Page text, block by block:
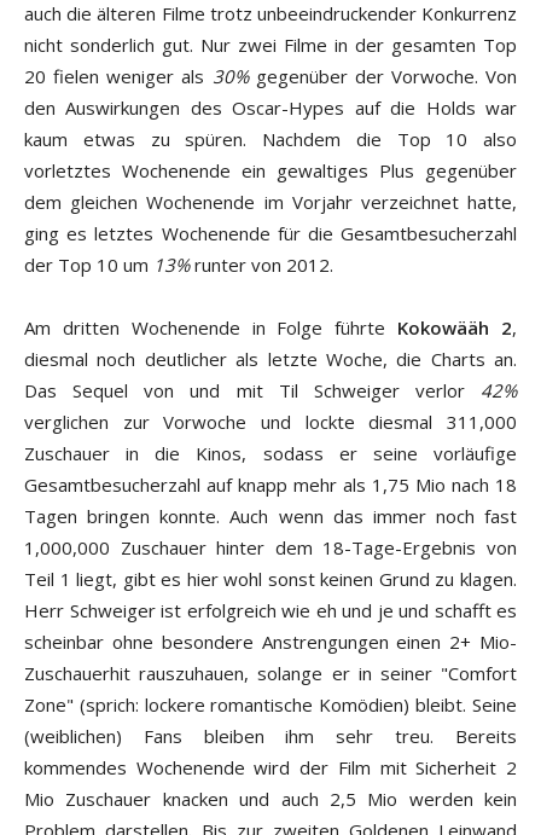
auch die älteren Filme trotz unbeeindruckender Konkurrenz
nicht sonderlich gut. Nur zwei Filme in der gesamten Top
20 fielen weniger als 30%gegenüber der Vorwoche. Von
den Auswirkungen des Oscar-Hypes auf die Holds war
kaum etwas zu spüren. Nachdem die Top 10 also
vorletztes Wochenende ein gewaltiges Plus gegenüber
dem gleichen Wochenende im Vorjahr verzeichnet hatte,
ging es letztes Wochenende für die Gesamtbesucherzahl
der Top 10 um 13%runter von 2012.
Am dritten Wochenende in Folge führte Kokowääh 2,
diesmal noch deutlicher als letzte Woche, die Charts an.
Das Sequel von und mit Til Schweiger verlor 42%
verglichen zur Vorwoche und lockte diesmal 311,000
Zuschauer in die Kinos, sodass er seine vorläufige
Gesamtbesucherzahl auf knapp mehr als 1,75 Mio nach 18
Tagen bringen konnte. Auch wenn das immer noch fast
1,000,000 Zuschauer hinter dem 18-Tage-Ergebnis von
Teil 1 liegt, gibt es hier wohl sonst keinen Grund zu klagen.
Herr Schweiger ist erfolgreich wie eh und je und schafft es
scheinbar ohne besondere Anstrengungen einen 2+ Mio-
Zuschauerhit rauszuhauen, solange er in seiner "Comfort
Zone" (sprich: lockere romantische Komödien) bleibt. Seine
(weiblichen) Fans bleiben ihm sehr treu. Bereits
kommendes Wochenende wird der Film mit Sicherheit 2
Mio Zuschauer knacken und auch 2,5 Mio werden kein
Problem darstellen. Bis zur zweiten Goldenen Leinwand